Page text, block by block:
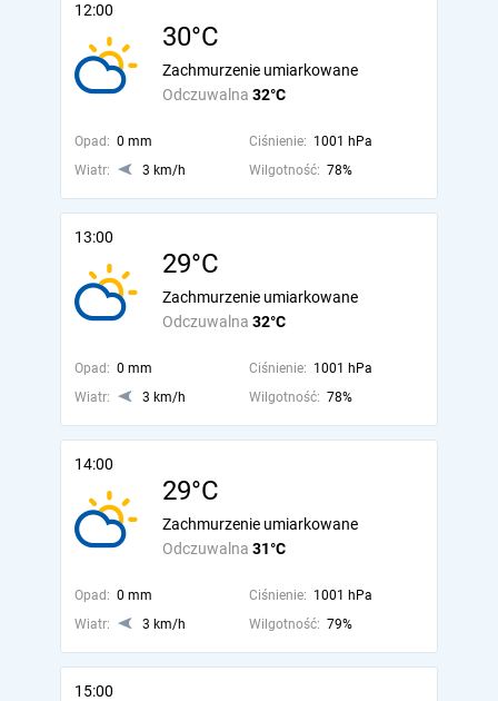
12:00
30°C
Odczuwalna 32°C
Zachmurzenie umiarkowane
Opad: 0 mm Ciśnienie: 1001 hPa
Wiatr:
3 km/h Wilgotność: 78%
13:00
29°C
Odczuwalna 32°C
Zachmurzenie umiarkowane
Opad: 0 mm Ciśnienie: 1001 hPa
Wiatr:
3 km/h Wilgotność: 78%
14:00
29°C
Odczuwalna 31°C
Zachmurzenie umiarkowane
Opad: 0 mm Ciśnienie: 1001 hPa
Wiatr:
3 km/h Wilgotność: 79%
15:00